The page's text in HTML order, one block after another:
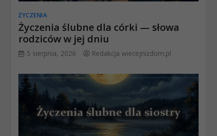
ŻYCZENIA
Życzenia ślubne dla córki — słowa
rodziców w jej dniu
5 sierpnia, 2026 Redakcja wiecejnizdom.pl